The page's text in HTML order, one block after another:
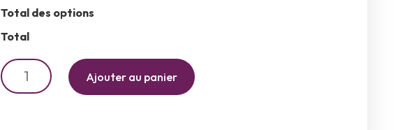
Total des options
Total
Ajouter au panier